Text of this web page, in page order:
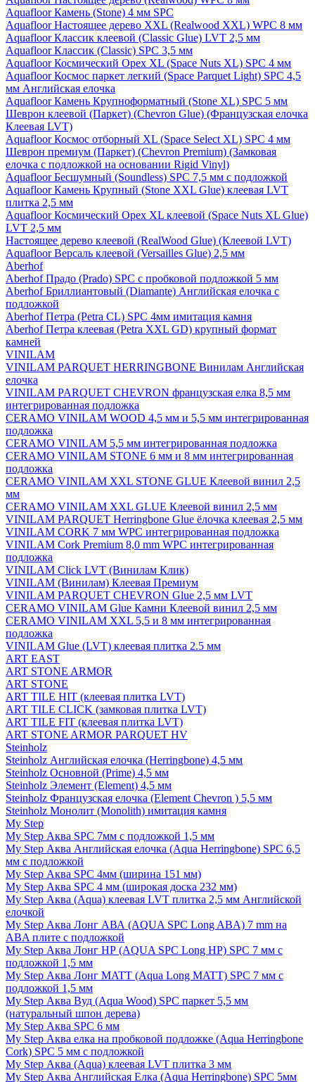
Aquafloor Камень (Stone) 4 мм SPC
Aquafloor Настоящее дерево XXL (Realwood XXL) WPC 8 мм
Aquafloor Классик клеевой (Classic Glue) LVT 2,5 мм
Aquafloor Классик (Classic) SPC 3,5 мм
Aquafloor Космический Орех XL (Space Nuts XL) SPC 4 мм
Aquafloor Космос паркет легкий (Space Parquet Light) SPC 4,5
мм Английская елочка
Aquafloor Камень Крупноформатный (Stone XL) SPC 5 мм
Шеврон клеевой (Паркет) (Chevron Glue) (Французская елочка
Клеевая LVT)
Aquafloor Космос отборный XL (Space Select XL) SPC 4 мм
Шеврон премиум (Паркет) (Chevron Premium) (Замковая
елочка с подложкой на основании Rigid Vinyl)
Aquafloor Бесшумный (Soundless) SPC 7,5 мм с подложкой
Aquafloor Камень Крупный (Stone XXL Glue) клеевая LVT
плитка 2,5 мм
Aquafloor Космический Орех XL клеевой (Space Nuts XL Glue)
LVT 2,5 мм
Настоящее дерево клеевой (RealWood Glue) (Клеевой LVT)
Aquafloor Версаль клеевой (Versailles Glue) 2,5 мм
Aberhof
Aberhof Прадо (Prado) SPC с пробковой подложкой 5 мм
Aberhof Бриллиантовый (Diamante) Английская елочка с
подложкой
Aberhof Петра (Petra CL) SPC 4мм имитация камня
Aberhof Петра клеевая (Petra XXL GD) крупный формат
камней
VINILAM
VINILAM PARQUET HERRINGBONE Винилам Английская
елочка
VINILAM PARQUET CHEVRON французская елка 8,5 мм
интегрированная подложка
CERAMO VINILAM WOOD 4,5 мм и 5,5 мм интегрированная
подложка
CERAMO VINILAM 5,5 мм интегрированная подложка
CERAMO VINILAM STONE 6 мм и 8 мм интегрированная
подложка
CERAMO VINILAM XXL STONE GLUE Клеевой винил 2,5
мм
CERAMO VINILAM XXL GLUE Клеевой винил 2,5 мм
VINILAM PARQUET Herringbone Glue ёлочка клеевая 2,5 мм
VINILAM CORK 7 мм WPC интегрированная подложка
VINILAM Cork Premium 8,0 mm WPC интегрированная
подложка
VINILAM Click LVT (Винилам Клик)
VINILAM (Винилам) Клеевая Премиум
VINILAM PARQUET CHEVRON Glue 2,5 мм LVT
CERAMO VINILAM Glue Камни Клеевой винил 2,5 мм
CERAMO VINILAM XXL 5,5 и 8 мм интегрированная
подложка
VINILAM Glue (LVT) клеевая плитка 2.5 мм
ART EAST
ART STONE ARMOR
ART STONE
ART TILE HIT (клеевая плитка LVT)
ART TILE CLICK (замковая плитка LVT)
ART TILE FIT (клеевая плитка LVT)
ART STONE ARMOR PARQUET HV
Steinholz
Steinholz Английская елочка (Herringbone) 4,5 мм
Steinholz Основной (Prime) 4,5 мм
Steinholz Элемент (Element) 4,5 мм
Steinholz Французская елочка (Element Chevron ) 5,5 мм
Steinholz Монолит (Monolith) имитация камня
My Step
My Step Аква SPC 7мм c подложкой 1,5 мм
My Step Аква Английская елочка (Aqua Herringbone) SPC 6,5
мм с подложкой
My Step Аква SPC 4мм (ширина 151 мм)
My Step Аква SPC 4 мм (широкая доска 232 мм)
My Step Аква (Aqua) клеевая LVT плитка 2,5 мм Английской
елочкой
My Step Аква Лонг АВА (AQUA SPC Long ABA) 7 mm на
ABA плите с подложкой
My Step Аква Лонг НР (AQUA SPC Long HP) SPC 7 мм с
подложкой 1,5 мм
My Step Аква Лонг MATT (Aqua Long MATT) SPC 7 мм с
подложкой 1,5 мм
My Step Аква Вуд (Aqua Wood) SPC паркет 5,5 мм
(натуральный шпон дерева)
My Step Аква SPC 6 мм
My Step Аква елка на пробковой подложке (Aqua Herringbone
Cork) SPC 5 мм с подложкой
My Step Аква (Aqua) клеевая LVT плитка 3 мм
My Step Аква Английская Елка (Aqua Herringbone) SPC 5мм